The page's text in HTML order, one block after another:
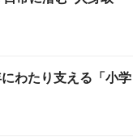
わたり支える「小学